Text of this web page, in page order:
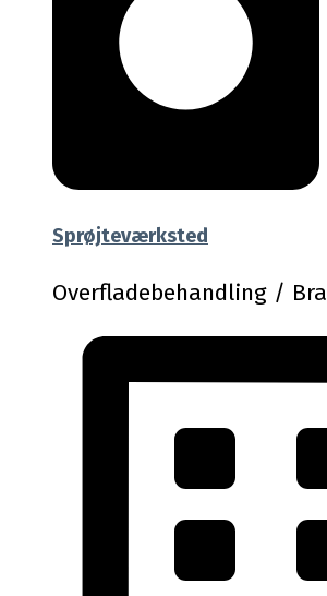
Sprøjteværksted
Overfladebehandling /